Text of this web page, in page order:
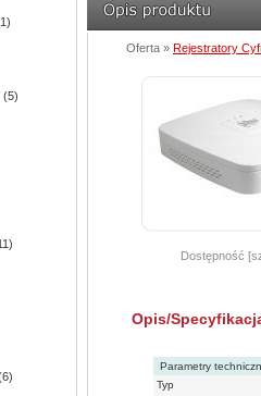
(5)
Oferta » Rejestratory
Dostępność
Opis/
Parametry
Typ